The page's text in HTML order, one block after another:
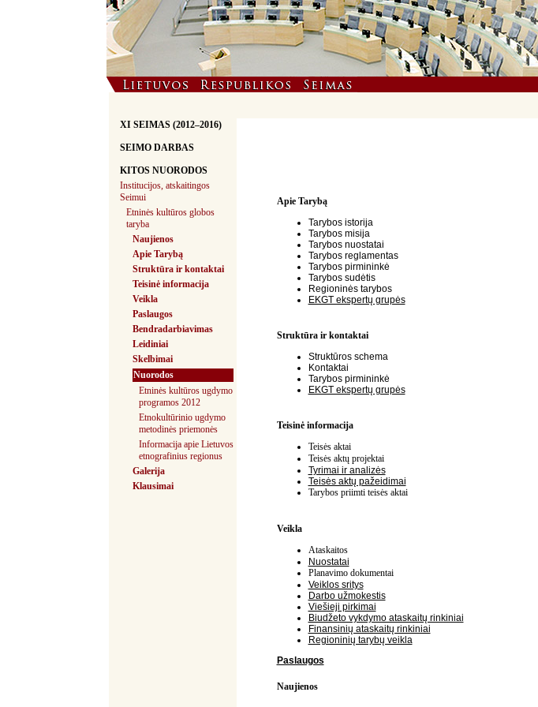
XI SEIMAS (2012–2016)
SEIMO DARBAS
KITOS NUORODOS
Institucijos, atskaitingos
Seimui
Etninės kultūros globos
taryba
Naujienos
Apie Tarybą
Struktūra ir kontaktai
Teisinė informacija
Veikla
Paslaugos
Bendradarbiavimas
Leidiniai
Skelbimai
Nuorodos
Etninės kultūros ugdymo
programos 2012
Etnokultūrinio ugdymo
metodinės priemonės
Informacija apie Lietuvos
etnografinius regionus
Galerija
Klausimai
Apie Tarybą
Tarybos istorija
Tarybos misija
Tarybos nuostatai
Tarybos reglamentas
Tarybos pirmininkė
Tarybos sudėtis
Regioninės tarybos
EKGT ekspertų grupės
Struktūra ir kontaktai
Struktūros schema
Kontaktai
Tarybos pirmininkė
EKGT ekspertų grupės
Teisinė informacija
Teisės aktai
Teisės aktų projektai
Tyrimai ir analizės
Teisės aktų pažeidimai
Tarybos priimti teisės aktai
Veikla
Ataskaitos
Nuostatai
Planavimo dokumentai
Veiklos sritys
Darbo užmokestis
Viešieji pirkimai
Biudžeto vykdymo ataskaitų rinkiniai
Finansinių ataskaitų rinkiniai
Regioninių tarybų veikla
Paslaugos
Naujienos